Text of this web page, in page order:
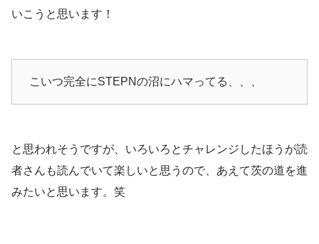
いこうと思います！
こいつ完全にSTEPNの沼にハマってる、、、
と思われそうですが、いろいろとチャレンジしたほうが読
者さんも読んでいて楽しいと思うので、あえて茨の道を進
みたいと思います。笑